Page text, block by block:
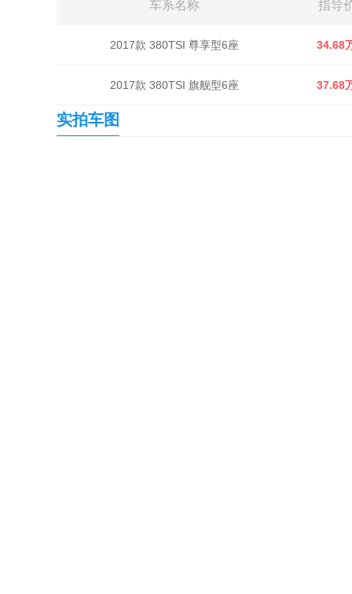
车系名称 指导
2017款 380TSI 尊享型6座 34.68
2017款 380TSI 旗舰型6座 37.68
实拍车图